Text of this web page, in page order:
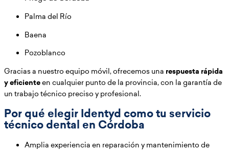
Palma del Río
Baena
Pozoblanco
Gracias a nuestro equipo móvil, ofrecemos una respuesta rápida
y eficienteen cualquier punto de la provincia, con la garantía de
un trabajo técnico preciso y profesional.
Por qué elegir Identyd como tu servicio
técnico dental en Córdoba
Amplia experiencia en reparación y mantenimiento de